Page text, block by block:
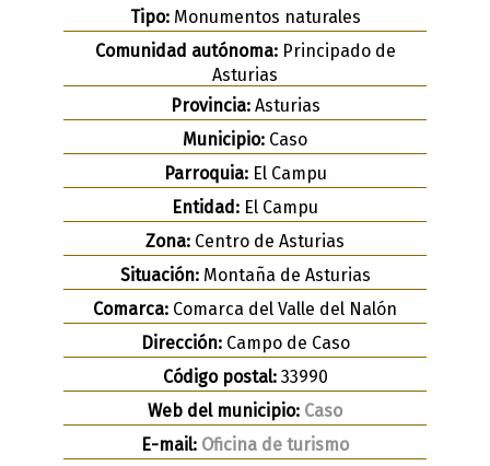
Tipo:Monumentos naturales
Comunidad autónoma:Principado de
Asturias
Provincia:Asturias
Municipio: Caso
Parroquia:El Campu
Entidad: El Campu
Zona: Centro de Asturias
Situación:Montaña de Asturias
Comarca: Comarca del Valle del Nalón
Dirección:Campo de Caso
Código postal:33990
Web del municipio: Caso
E-mail: Oficina de turismo